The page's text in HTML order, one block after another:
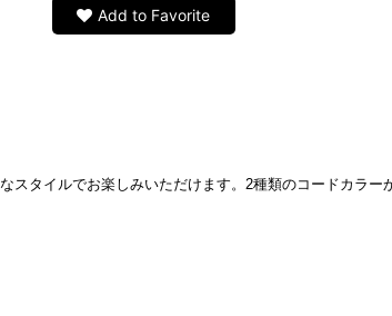
Add to Favorite
タイルでお楽しみいただけます。2種類のコードカラー